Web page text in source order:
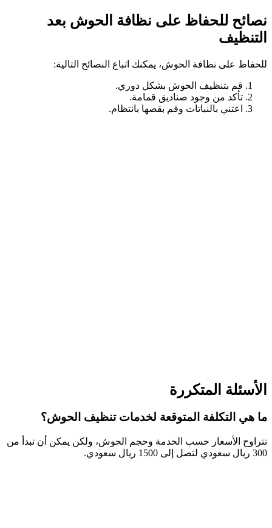
نصائح للحفاظ على نظافة الحوش بعد
التنظيف
للحفاظ على نظافة الحوش، يمكنك اتباع النصائح التالية:
قم بتنظيف الحوش بشكل دوري.
تأكد من وجود صناديق قمامة.
اعتني بالنباتات وقم بقصها بانتظام.
الأسئلة المتكررة
ما هي التكلفة المتوقعة لخدمات تنظيف الحوش؟
تتراوح الأسعار حسب الخدمة وحجم الحوش، ولكن يمكن أن تبدأ من
300 ريال سعودي لتصل إلى 1500 ريال سعودي.